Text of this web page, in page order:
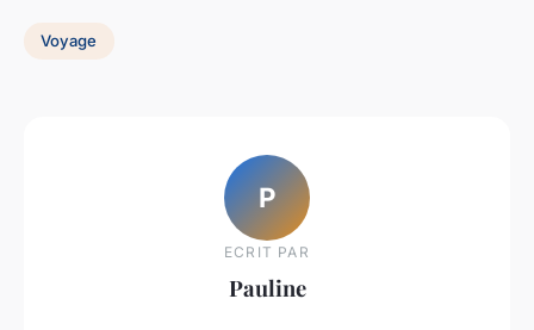
Voyage
P
ECRIT PAR
Pauline